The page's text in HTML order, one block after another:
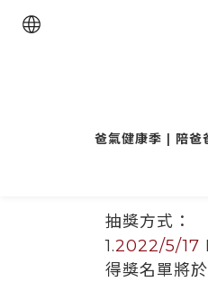
爸氣健康季 | 陪爸
抽獎方式：
1.2022/5/17
得獎名單將於